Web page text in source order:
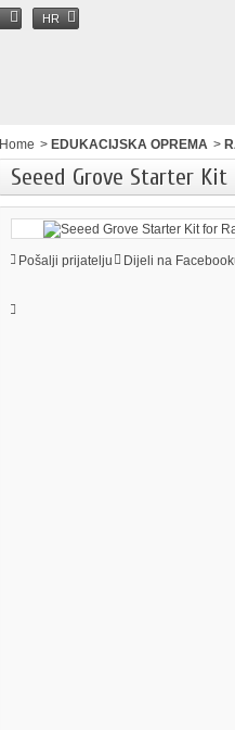
HR
Home > EDUKACIJSKA OPREMA >
Seeed Grove Starter
Pošalji prijatelju Dijeli na